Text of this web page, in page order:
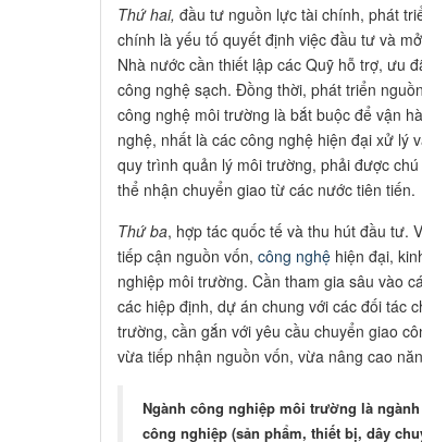
Thứ hai, đầu tư nguồn lực tài chính, phát
chính là yếu tố quyết định việc đầu tư và
Nhà nước cần thiết lập các Quỹ hỗ trợ, ưu
công nghệ sạch. Đồng thời, phát triển
công nghệ môi trường là bắt buộc để vận
nghệ, nhất là các công nghệ hiện đại xử lý
quy trình quản lý môi trường, phải được
thể nhận chuyển giao từ các nước tiên tiến.
Thứ ba, hợp tác quốc tế và thu hút đầu tư.
tiếp cận nguồn vốn, công nghệ hiện đại,
nghiệp môi trường. Cần tham gia sâu vào
các hiệp định, dự án chung với các đối tác
trường, cần gắn với yêu cầu chuyển giao
vừa tiếp nhận nguồn vốn, vừa nâng cao
Ngành công nghiệp môi trường là
công nghiệp (sản phẩm, thiết bị, dây